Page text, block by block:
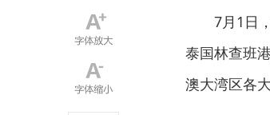
7月1日，
泰国林查班
澳大湾区各